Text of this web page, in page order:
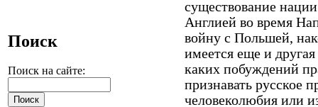
Поиск
Поиск на сайте:
существование
Англией во время
войну с Польшей,
имеется еще и
каких побуждений
признавать русское
человеколюбия или